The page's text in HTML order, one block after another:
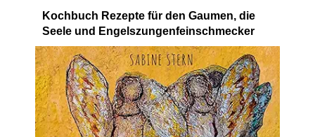
Kochbuch Rezepte für den Gaumen, die
Seele und Engelszungenfeinschmecker